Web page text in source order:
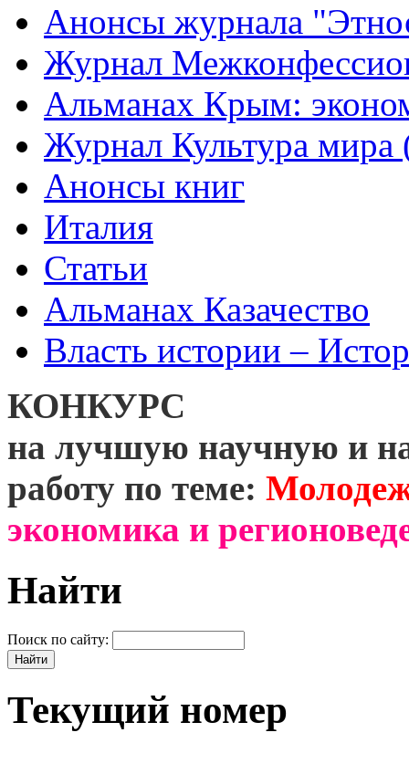
Анонсы журнала
Журнал
Альманах Крым:
Журнал Культура
Анонсы книг
Италия
Статьи
Альманах Казачество
Власть истории –
КОНКУРС
на лучшую научную и
работу по теме:
экономика и
Найти
Поиск по сайту:
Текущий номер